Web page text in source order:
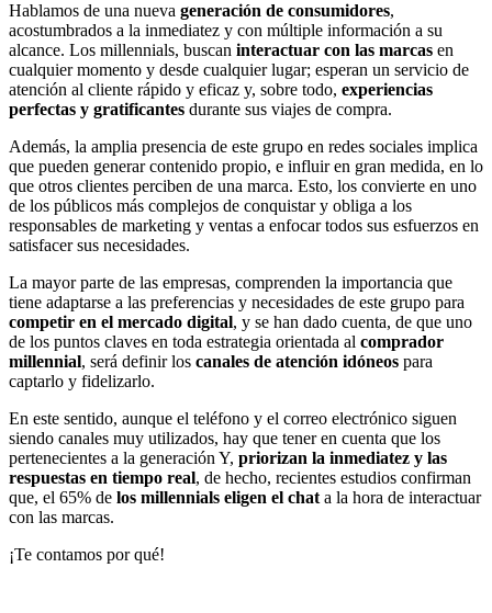
Hablamos de una nueva generación de consumidores,
acostumbrados a la inmediatez y con múltiple información a su
alcance. Los millennials, buscan interactuar con las marcas en
cualquier momento y desde cualquier lugar; esperan un servicio de
atención al cliente rápido y eficaz y, sobre todo, experiencias
perfectas y gratificantes durante sus viajes de compra.
Además, la amplia presencia de este grupo en redes sociales implica
que pueden generar contenido propio, e influir en gran medida, en lo
que otros clientes perciben de una marca. Esto, los convierte en uno
de los públicos más complejos de conquistar y obliga a los
responsables de marketing y ventas a enfocar todos sus esfuerzos en
satisfacer sus necesidades.
La mayor parte de las empresas, comprenden la importancia que
tiene adaptarse a las preferencias y necesidades de este grupo para
competir en el mercado digital, y se han dado cuenta, de que uno
de los puntos claves en toda estrategia orientada al comprador
millennial, será definir los canales de atención idóneos para
captarlo y fidelizarlo.
En este sentido, aunque el teléfono y el correo electrónico siguen
siendo canales muy utilizados, hay que tener en cuenta que los
pertenecientes a la generación Y, priorizan la inmediatez y las
respuestas en tiempo real, de hecho, recientes estudios confirman
que, el 65% de los millennials eligen el chata la hora de interactuar
con las marcas.
¡Te contamos por qué!